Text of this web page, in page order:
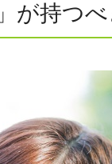
が持つ